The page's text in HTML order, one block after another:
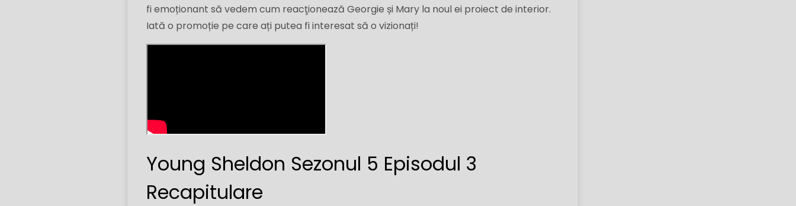
fi emoționant să vedem cum reacţionează Georgie și Mary la noul ei proiect de interior.
Iată o promoție pe care ați putea fi interesat să o vizionați!
Young Sheldon Sezonul 5 Episodul 3
Recapitulare